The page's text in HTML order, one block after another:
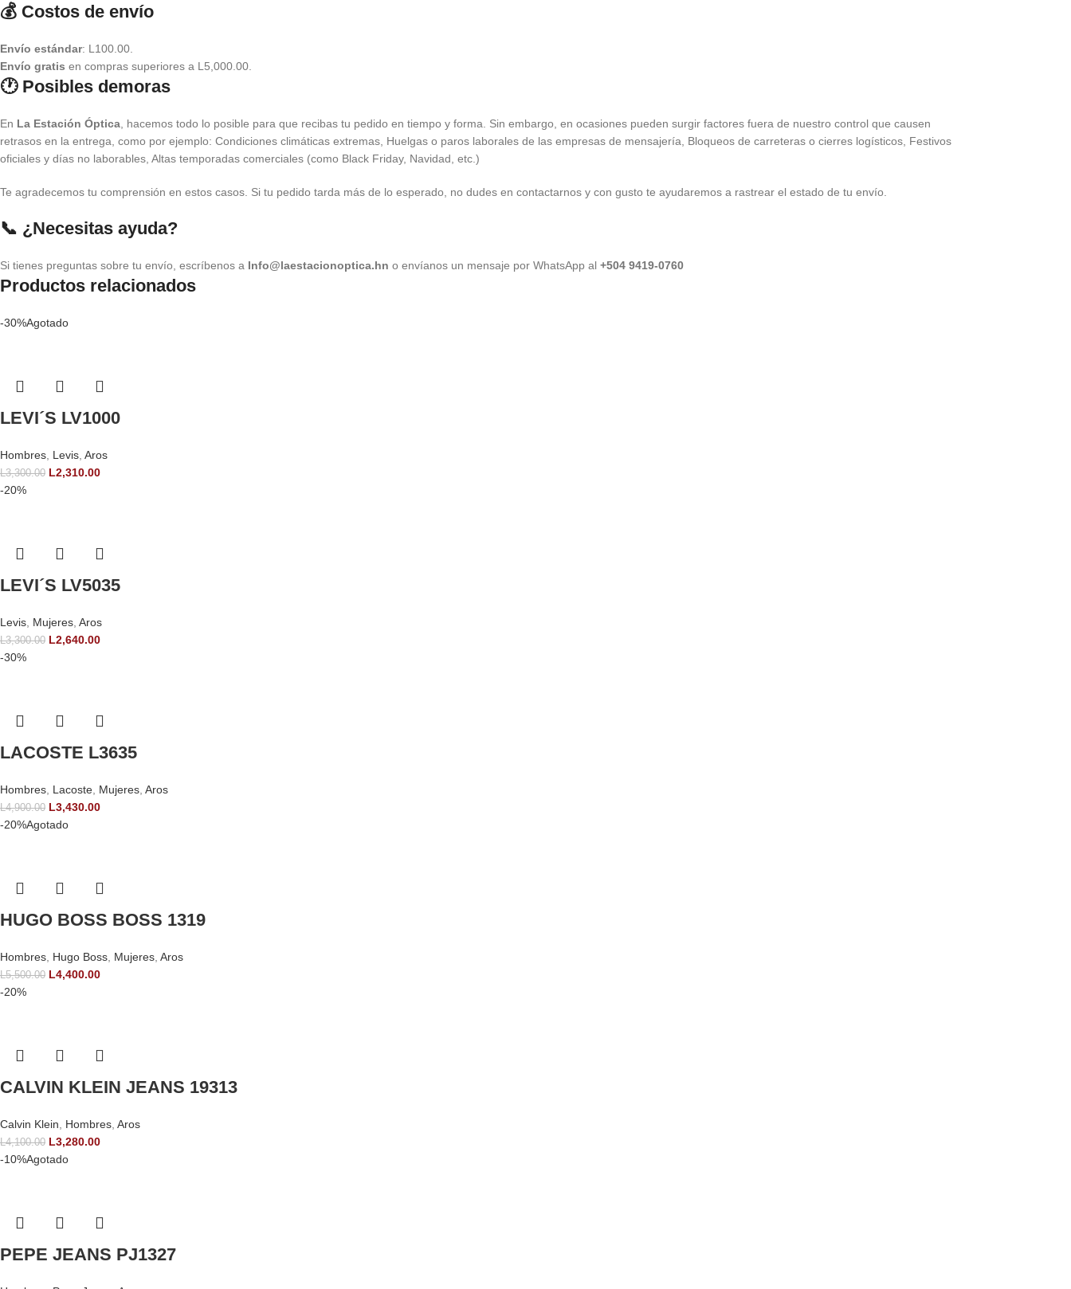
💰 Costos de envío
Envío estándar: L100.00.
Envío gratis en compras superiores a L5,000.00.
🕐 Posibles demoras
En La Estación Óptica , hacemos todo lo posible para que recibas tu pedido en tiempo y forma. Sin embargo, en ocasiones pueden surgir factores fuera de nuestro control que causen
retrasos en la entrega, como por ejemplo: Condiciones climáticas extremas, Huelgas o paros laborales de las empresas de mensajería, Bloqueos de carreteras o cierres logísticos, Festivos
oficiales y días no laborables, Altas temporadas comerciales (como Black Friday, Navidad, etc.)
Te agradecemos tu comprensión en estos casos. Si tu pedido tarda más de lo esperado, no dudes en contactarnos y con gusto te ayudaremos a rastrear el estado de tu envío.
📞 ¿Necesitas ayuda?
Si tienes preguntas sobre tu envío, escríbenos a Info@laestacionoptica.hn o envíanos un mensaje por WhatsApp al +504 9419-0760
Productos relacionados
-30%Agotado
LEVI´S LV1000
Hombres Levis Aros
L3,300.00 L2,310.00
-20%
LEVI´S LV5035
Levis Mujeres Aros
L3,300.00 L2,640.00
-30%
LACOSTE L3635
Hombres Lacoste Mujeres Aros
L4,900.00 L3,430.00
-20%Agotado
HUGO BOSS BOSS 1319
Hombres Hugo Boss Mujeres Aros
L5,500.00 L4,400.00
-20%
CALVIN KLEIN JEANS 19313
Calvin Klein Hombres Aros
L4,100.00 L3,280.00
-10%Agotado
PEPE JEANS PJ1327